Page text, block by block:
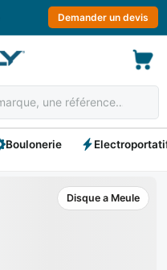
Demander un devis
Boulonerie
Disque a Meule